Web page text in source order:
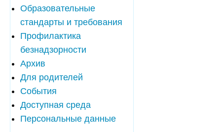
Образовательные
стандарты и требования
Профилактика
безнадзорности
Архив
Для родителей
События
Доступная среда
Персональные данные